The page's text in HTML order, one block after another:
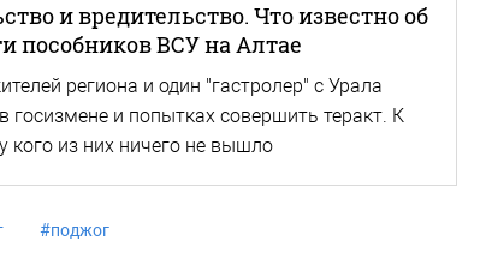
и вредительство. Что известно об
пособников ВСУ на Алтае
региона и один "гастролер" с Урала
госизмене и попытках совершить теракт. К
кого из них ничего не вышло
#поджог